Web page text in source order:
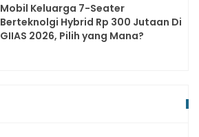
Mobil Keluarga 7-Seater
Berteknolgi Hybrid Rp 300 Jutaan Di
GIIAS 2026, Pilih yang Mana?